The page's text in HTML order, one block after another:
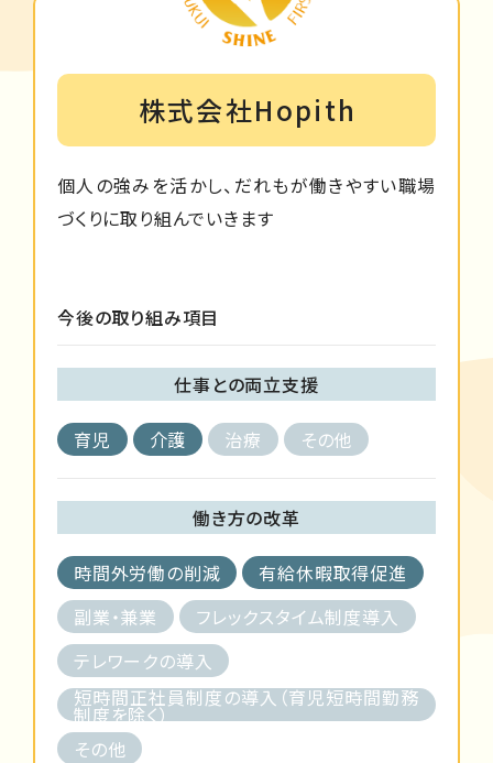
株式会社Hopith
個人の強みを活かし、だれもが働きやすい職場
づくりに取り組んでいきます
今後の取り組み項目
仕事との両立支援
育児 介護 治療 その他
働き方の改革
時間外労働の削減
有給休暇取得促進
副業・兼業
フレックスタイム制度導入
テレワークの導入
短時間正社員制度の導入（育児短時間勤務
制度を除く）
その他